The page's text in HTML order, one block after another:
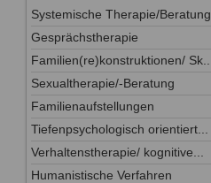
Systemische Therapie/Beratung
Gesprächstherapie
Familien(re)konstruktionen/ Sk...
Sexualtherapie/-Beratung
Familienaufstellungen
Tiefenpsychologisch orientiert...
Verhaltenstherapie/ kognitive...
Humanistische Verfahren